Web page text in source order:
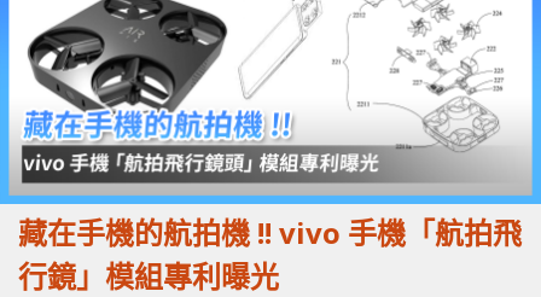
藏在手機的航拍機 !! vivo 手機「航拍飛
行鏡」模組專利曝光